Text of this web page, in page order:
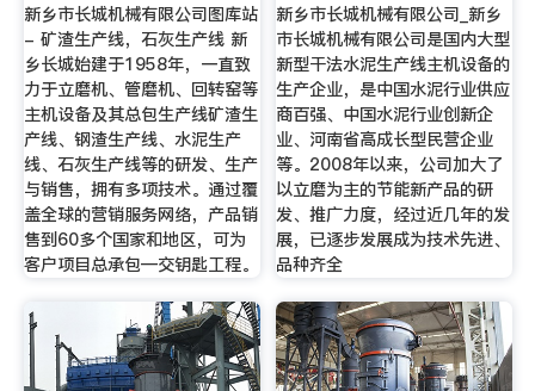
新乡市长城机械有限公司图库站
- 矿渣生产线，石灰生产线 新
乡长城始建于1958年，一直致
力于立磨机、管磨机、回转窑等
主机设备及其总包生产线矿渣生
产线、钢渣生产线、水泥生产
线、石灰生产线等的研发、生产
与销售，拥有多项技术。通过覆
盖全球的营销服务网络，产品销
售到60多个国家和地区，可为
客户项目总承包—交钥匙工程。
新乡市长城机械有限公司_新乡
市长城机械有限公司是国内大型
新型干法水泥生产线主机设备的
生产企业，是中国水泥行业供应
商百强、中国水泥行业创新企
业、河南省高成长型民营企业
等。2008年以来，公司加大了
以立磨为主的节能新产品的研
发、推广力度，经过近几年的发
展，已逐步发展成为技术先进、
品种齐全